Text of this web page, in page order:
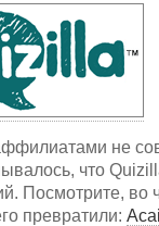
не
что
Посмотрите, во
превратили: